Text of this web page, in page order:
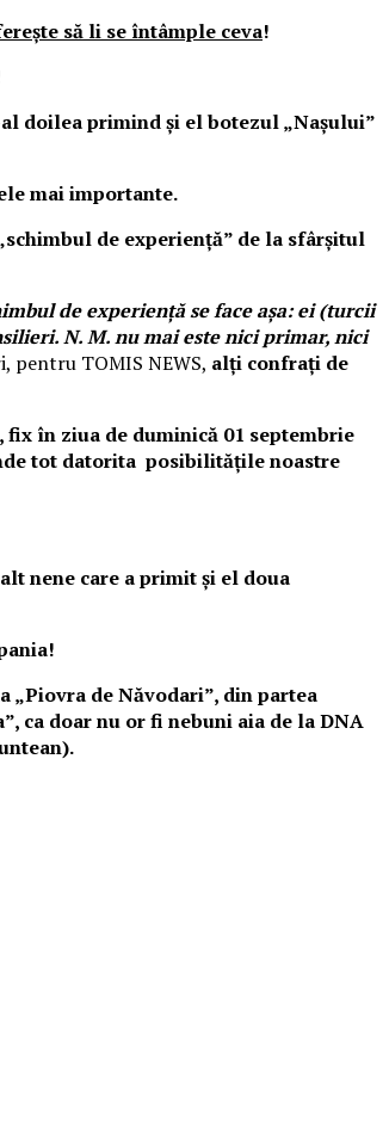
să li se întâmple ceva!
doilea primind și el botezul „Nașului”
mai importante.
de experiență” de la sfârșitul
de experiență se face așa: ei (turcii
N. M. nu mai este nici primar, nici
pentru TOMIS NEWS, alți confrați de
în ziua de duminică 01 septembrie
tot datorita posibilitățile noastre
nene care a primit și el doua
de Năvodari”, din partea
ca doar nu or fi nebuni aia de la DNA